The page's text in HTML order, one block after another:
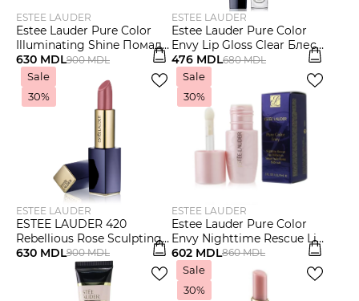
ESTEE LAUDER
Estee Lauder Pure Color
Illuminating Shine Помада
для губ
630 MDL900 MDL
ESTEE LAUDER
Estee Lauder Pure Color
Envy Lip Gloss Clear Блеск
для губ
476 MDL680 MDL
Sale
30%
ESTEE LAUDER
ESTEE LAUDER 420
Rebellious Rose Sculpting
Lipstick
630 MDL900 MDL
Sale
30%
ESTEE LAUDER
Estee Lauder Pure Color
Envy Nighttime Rescue Lip
Oil-Serum Ночная
бальзам-сыворотка для
губ
602 MDL860 MDL
Sale
30%